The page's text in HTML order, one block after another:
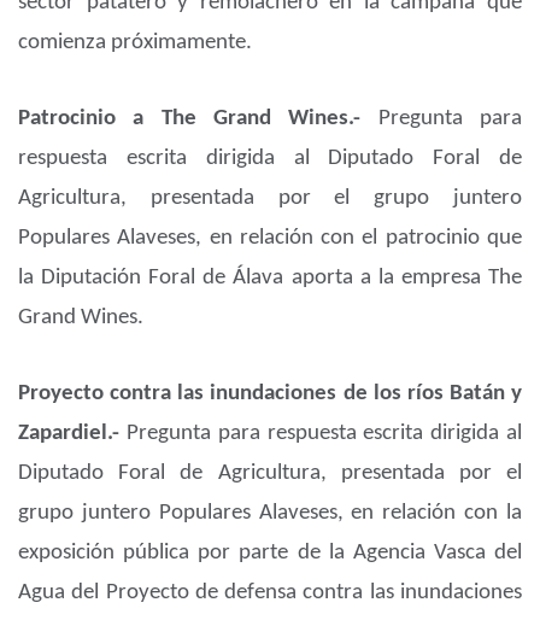
comienza próximamente.
Patrocinio a The Grand Wines.- Pregunta para
respuesta escrita dirigida al Diputado Foral de
Agricultura, presentada por el grupo juntero
Populares Alaveses, en relación con el patrocinio que
la Diputación Foral de Álava aporta a la empresa The
Grand Wines.
Proyecto contra las inundaciones de los ríos Batán y
Zapardiel.- Pregunta para respuesta escrita dirigida al
Diputado Foral de Agricultura, presentada por el
grupo juntero Populares Alaveses, en relación con la
exposición pública por parte de la Agencia Vasca del
Agua del Proyecto de defensa contra las inundaciones